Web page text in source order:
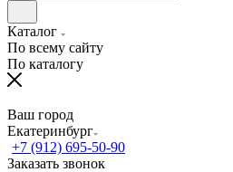
Каталог
По всему сайту
По каталогу
Ваш город
Екатеринбург
+7 (912) 695-50-90
Заказать звонок